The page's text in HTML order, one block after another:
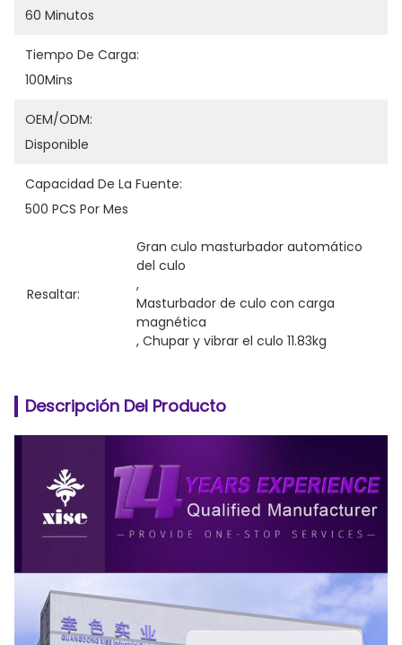
60 Minutos
Tiempo De Carga:
100Mins
OEM/ODM:
Disponible
Capacidad De La Fuente:
500 PCS Por Mes
Resaltar:
Gran culo masturbador automático
del culo
,
Masturbador de culo con carga
magnética
, Chupar y vibrar el culo 11.83kg
Descripción Del Producto